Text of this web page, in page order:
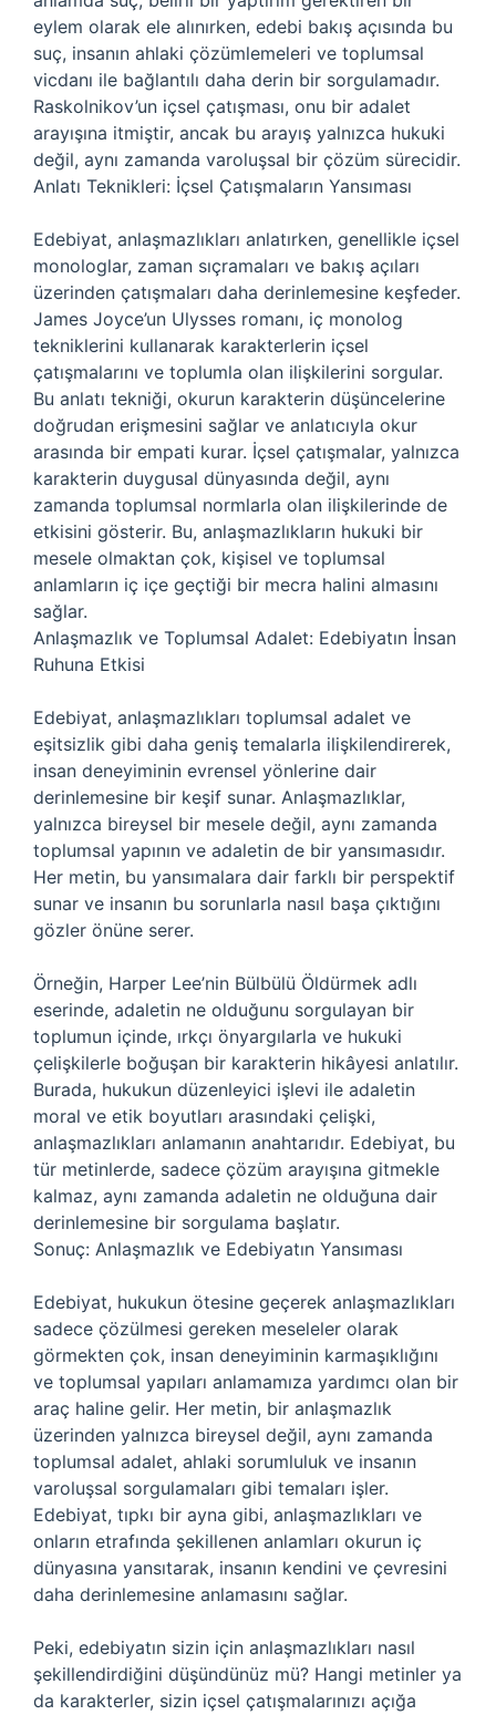
eylem olarak ele alınırken, edebi bakış açısında bu
suç, insanın ahlaki çözümlemeleri ve toplumsal
vicdanı ile bağlantılı daha derin bir sorgulamadır.
Raskolnikov’un içsel çatışması, onu bir adalet
arayışına itmiştir, ancak bu arayış yalnızca hukuki
değil, aynı zamanda varoluşsal bir çözüm sürecidir.
Anlatı Teknikleri: İçsel Çatışmaların Yansıması
Edebiyat, anlaşmazlıkları anlatırken, genellikle içsel
monologlar, zaman sıçramaları ve bakış açıları
üzerinden çatışmaları daha derinlemesine keşfeder.
James Joyce’un Ulysses romanı, iç monolog
tekniklerini kullanarak karakterlerin içsel
çatışmalarını ve toplumla olan ilişkilerini sorgular.
Bu anlatı tekniği, okurun karakterin düşüncelerine
doğrudan erişmesini sağlar ve anlatıcıyla okur
arasında bir empati kurar. İçsel çatışmalar, yalnızca
karakterin duygusal dünyasında değil, aynı
zamanda toplumsal normlarla olan ilişkilerinde de
etkisini gösterir. Bu, anlaşmazlıkların hukuki bir
mesele olmaktan çok, kişisel ve toplumsal
anlamların iç içe geçtiği bir mecra halini almasını
sağlar.
Anlaşmazlık ve Toplumsal Adalet: Edebiyatın İnsan
Ruhuna Etkisi
Edebiyat, anlaşmazlıkları toplumsal adalet ve
eşitsizlik gibi daha geniş temalarla ilişkilendirerek,
insan deneyiminin evrensel yönlerine dair
derinlemesine bir keşif sunar. Anlaşmazlıklar,
yalnızca bireysel bir mesele değil, aynı zamanda
toplumsal yapının ve adaletin de bir yansımasıdır.
Her metin, bu yansımalara dair farklı bir perspektif
sunar ve insanın bu sorunlarla nasıl başa çıktığını
gözler önüne serer.
Örneğin, Harper Lee’nin Bülbülü Öldürmek adlı
eserinde, adaletin ne olduğunu sorgulayan bir
toplumun içinde, ırkçı önyargılarla ve hukuki
çelişkilerle boğuşan bir karakterin hikâyesi anlatılır.
Burada, hukukun düzenleyici işlevi ile adaletin
moral ve etik boyutları arasındaki çelişki,
anlaşmazlıkları anlamanın anahtarıdır. Edebiyat, bu
tür metinlerde, sadece çözüm arayışına gitmekle
kalmaz, aynı zamanda adaletin ne olduğuna dair
derinlemesine bir sorgulama başlatır.
Sonuç: Anlaşmazlık ve Edebiyatın Yansıması
Edebiyat, hukukun ötesine geçerek anlaşmazlıkları
sadece çözülmesi gereken meseleler olarak
görmekten çok, insan deneyiminin karmaşıklığını
ve toplumsal yapıları anlamamıza yardımcı olan bir
araç haline gelir. Her metin, bir anlaşmazlık
üzerinden yalnızca bireysel değil, aynı zamanda
toplumsal adalet, ahlaki sorumluluk ve insanın
varoluşsal sorgulamaları gibi temaları işler.
Edebiyat, tıpkı bir ayna gibi, anlaşmazlıkları ve
onların etrafında şekillenen anlamları okurun iç
dünyasına yansıtarak, insanın kendini ve çevresini
daha derinlemesine anlamasını sağlar.
Peki, edebiyatın sizin için anlaşmazlıkları nasıl
şekillendirdiğini düşündünüz mü? Hangi metinler ya
da karakterler, sizin içsel çatışmalarınızı açığa